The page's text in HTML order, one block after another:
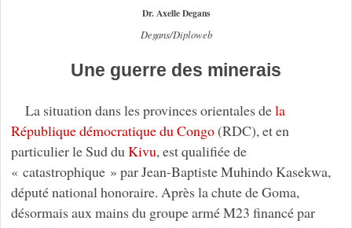
Dr. Axelle Degans
Degans/Diploweb
Une guerre des minerais
La situation dans les provinces orientales dela
République démocratique du Congo(RDC), et en
particulier le Sud duKivu, est qualifiée de
« catastrophique » par Jean-Baptiste Muhindo Kasekwa,
député national honoraire. Après la chute de Goma,
désormais aux mains du groupe armé M23 financé par